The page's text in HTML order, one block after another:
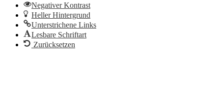
Negativer Kontrast
Heller Hintergrund
Unterstrichene Links
Lesbare Schriftart
Zurücksetzen